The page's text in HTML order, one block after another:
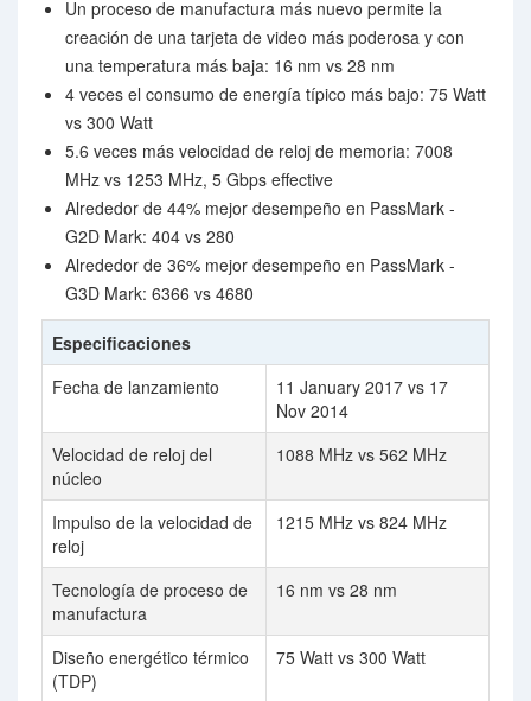
Un proceso de manufactura más nuevo permite la
creación de una tarjeta de video más poderosa y con
una temperatura más baja: 16 nm vs 28 nm
4 veces el consumo de energía típico más bajo: 75 Watt
vs 300 Watt
5.6 veces más velocidad de reloj de memoria: 7008
MHz vs 1253 MHz, 5 Gbps effective
Alrededor de 44% mejor desempeño en PassMark -
G2D Mark: 404 vs 280
Alrededor de 36% mejor desempeño en PassMark -
G3D Mark: 6366 vs 4680
Especificaciones
Fecha de lanzamiento
11 January 2017 vs 17
Nov 2014
Velocidad de reloj del
núcleo
1088 MHz vs 562 MHz
Impulso de la velocidad de
reloj
1215 MHz vs 824 MHz
Tecnología de proceso de
manufactura
16 nm vs 28 nm
Diseño energético térmico
(TDP)
75 Watt vs 300 Watt